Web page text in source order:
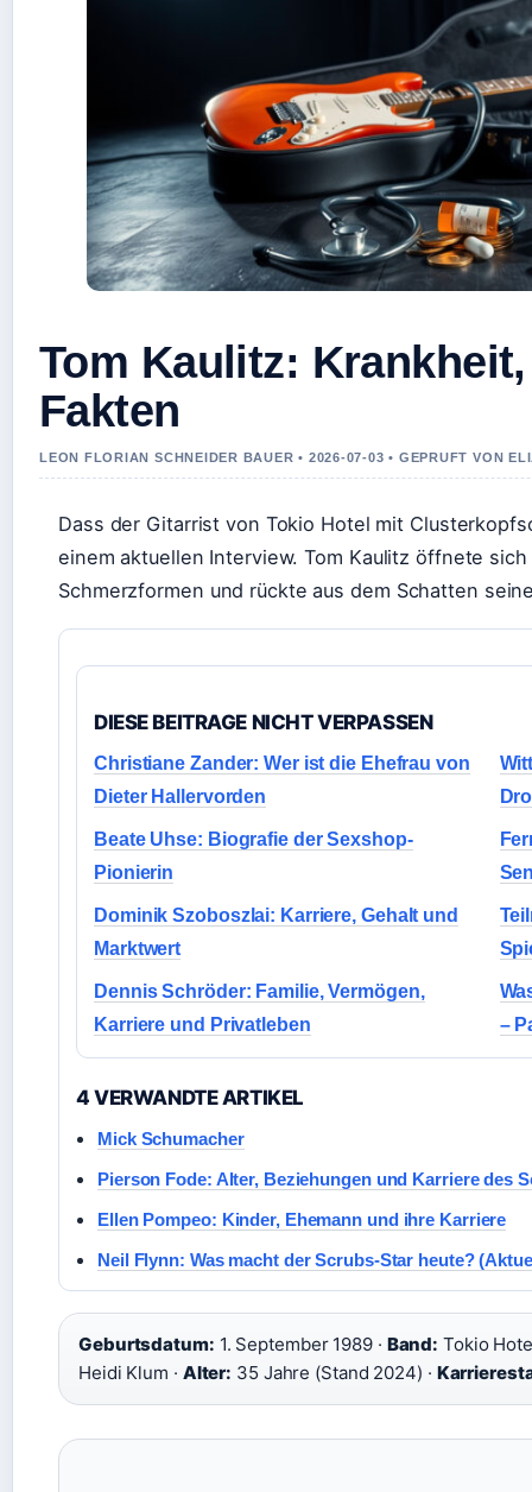
Tom Kaulitz:
Fakten
LEON FLORIAN SCHNEIDER BAUER • 2026-07-03 • GEPRUFT VON
Dass der Gitarrist von Tokio Hotel mit
einem aktuellen Interview. Tom Kaulitz öffnete
Schmerzformen und rückte aus dem Schatten
DIESE BEITRAGE NICHT VERPASSEN
Christiane Zander: Wer ist die Ehefrau von
Dieter Hallervorden
Beate Uhse: Biografie der Sexshop-
Pionierin
Dominik Szoboszlai: Karriere, Gehalt und
Marktwert
Dennis Schröder: Familie, Vermögen,
Karriere und Privatleben
–
4 VERWANDTE ARTIKEL
Mick Schumacher
Pierson Fode: Alter, Beziehungen und Karriere des
Ellen Pompeo: Kinder, Ehemann und ihre Karriere
Neil Flynn: Was macht der Scrubs-Star heute?
Geburtsdatum: 1. September 1989 · Band: Tokio
Heidi Klum · Alter: 35 Jahre (Stand 2024) ·